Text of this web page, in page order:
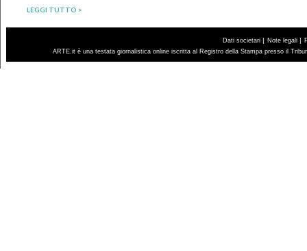
LEGGI TUTTO >
Dati societari | Note legali |
ARTE.it è una testata giornalistica online iscritta al Registro della Stampa presso il